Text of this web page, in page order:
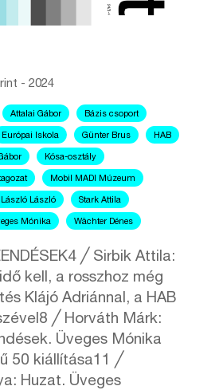
- 2024
Attalai Gábor Bázis csoport
Európai Iskola Günter Brus HAB
Kósa-osztály
Mobil MADI Múzeum
László László Stark Attila
Mónika Wächter Dénes
╱ Sirbik Attila:
kell, a rosszhoz még
Klájó Adriánnal, a HAB
╱ Horváth Márk:
Üveges Mónika
50 kiállítása11 ╱
Huzat. Üveges